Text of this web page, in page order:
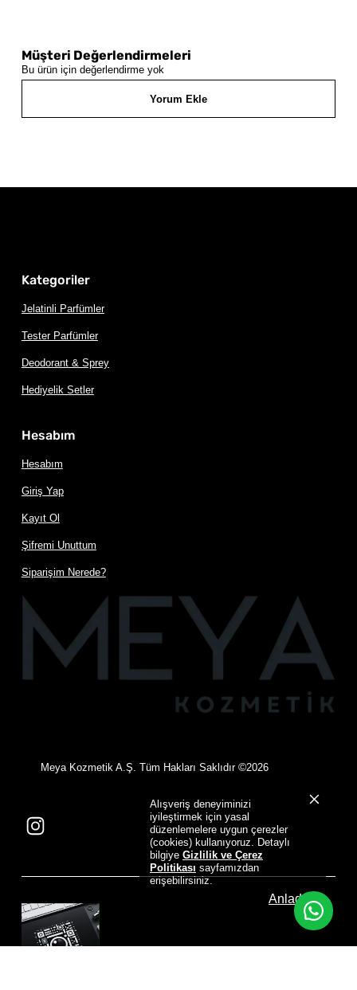
Alışveriş deneyiminizi
iyileştirmek için yasal
düzenlemelere uygun çerezler
(cookies) kullanıyoruz. Detaylı
bilgiye Gizlilik ve Çerez
Politikası sayfamızdan
erişebilirsiniz.
Anladım
Müşteri Değerlendirmeleri
Bu ürün için değerlendirme yok
Yorum Ekle
Kategoriler
Jelatinli Parfümler
Tester Parfümler
Deodorant & Sprey
Hediyelik Setler
Hesabım
Hesabım
Giriş Yap
Kayıt Ol
Şifremi Unuttum
Siparişim Nerede?
Meya Kozmetik A.Ş. Tüm Hakları Saklıdır ©2026